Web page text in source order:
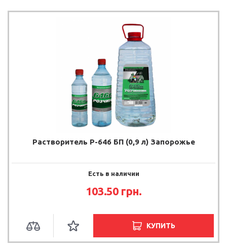
Растворитель Р-646 БП (0,9 л) Запорожье
Есть в наличии
103.50 грн.
КУПИТЬ